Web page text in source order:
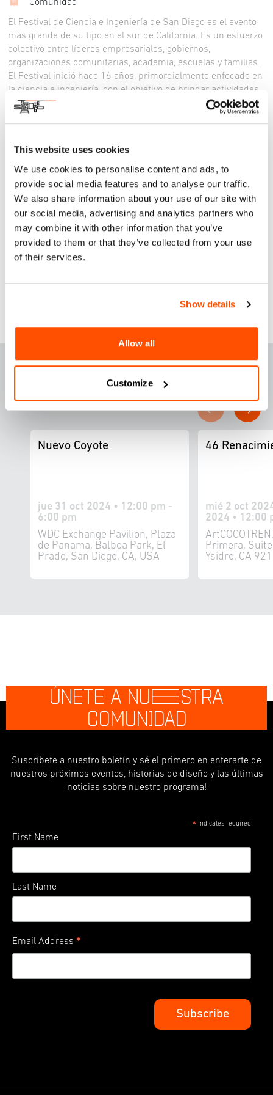
This website uses cookies
We use cookies to personalise content and ads, to
provide social media features and to analyse our traffic.
We also share information about your use of our site with
our social media, advertising and analytics partners who
may combine it with other information that you’ve
provided to them or that they’ve collected from your use
of their services.
Show details
Allow all
Customize
Comunidad
El Festival de Ciencia e Ingeniería de San Diego es el evento
más grande de su tipo en el sur de California. Es un esfuerzo
colectivo entre líderes empresariales, gobiernos,
organizaciones comunitarias, academia, escuelas y familias.
El Festival inició hace 16 años, primordialmente enfocado en
la ciencia e ingeniería, con el objetivo de brindar actividades
experienciales en estos campos a poblaciones diversas. El
éxito abrumador de los años formativos del Festival resultó
para inspirar las mentes jóvenes y curiosas de nuestra
región para convertirse en los líderes de la ciencia,
tecnología, ingeniería, arte y matemáticas del mañana.
Más información:
Instagram
Twitter
Facebook
DESTACADOS ESTA
NA
Nuevo Coyote
jue 31 oct 2024 • 12:00 pm -
6:00 pm
WDC Exchange Pavilion, Plaza
de Panama, Balboa Park, El
Prado, San Diego, CA, USA
46
mié 2 oct
2024 • 12:00
Primera,
Ysidro, CA
ÚNETE A NUESTRA
COMUNIDAD
Suscríbete a nuestro boletín y sé el primero en enterarte de
nuestros próximos eventos, historias de diseño y las últimas
noticias sobre nuestro programa!
* indicates required
First Name
Last Name
Email Address *